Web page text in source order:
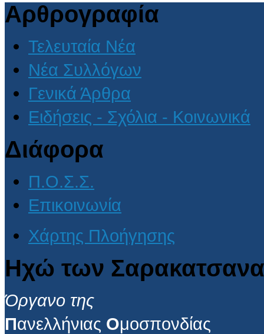
Αρθρογραφία
Τελευταία Νέα
Νέα Συλλόγων
Γενικά Άρθρα
Ειδήσεις - Σχόλια - Κοινωνικά
Διάφορα
Π.Ο.Σ.Σ.
Επικοινωνία
Χάρτης Πλοήγησης
Ηχώ των
Όργανο της
Πανελλήνιας Ομοσπονδίας